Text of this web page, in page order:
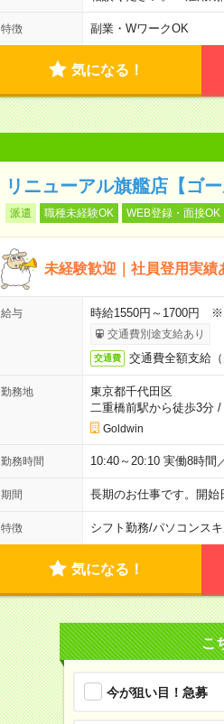
特徴 副業・WワークOK
気になる！
リニューアル旗艦店【ゴ
派遣 職種未経験OK WEB登録・面接OK
未経験歓迎｜社員登用実
給与 時給1550円～1700円 ※
交通費別途支給あり
交通費 交通費全額支給（
勤務地
東京都千代田区
二重橋前駅から徒歩3分/
Goldwin
勤務時間 10:40～20:10 実働8時
期間 長期のお仕事です。開始
特徴 シフト勤務/パソコンス
気になる！
こ
今が狙い目！急募